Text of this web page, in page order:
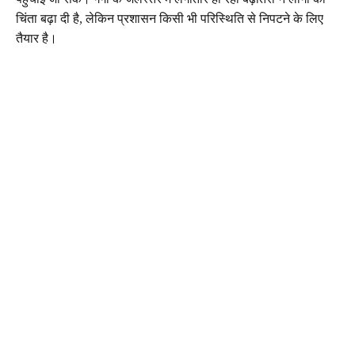
चिंता बढ़ा दी है, लेकिन प्रशासन किसी भी परिस्थिति से निपटने के लिए
तैयार है।